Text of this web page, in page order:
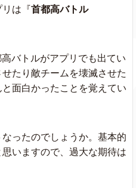
は『首都高バトル
バトルがアプリでも出てい
たり敵チームを壊滅させた
面白かったことを覚えてい
ったのでしょうか。基本的
いますので、過大な期待は